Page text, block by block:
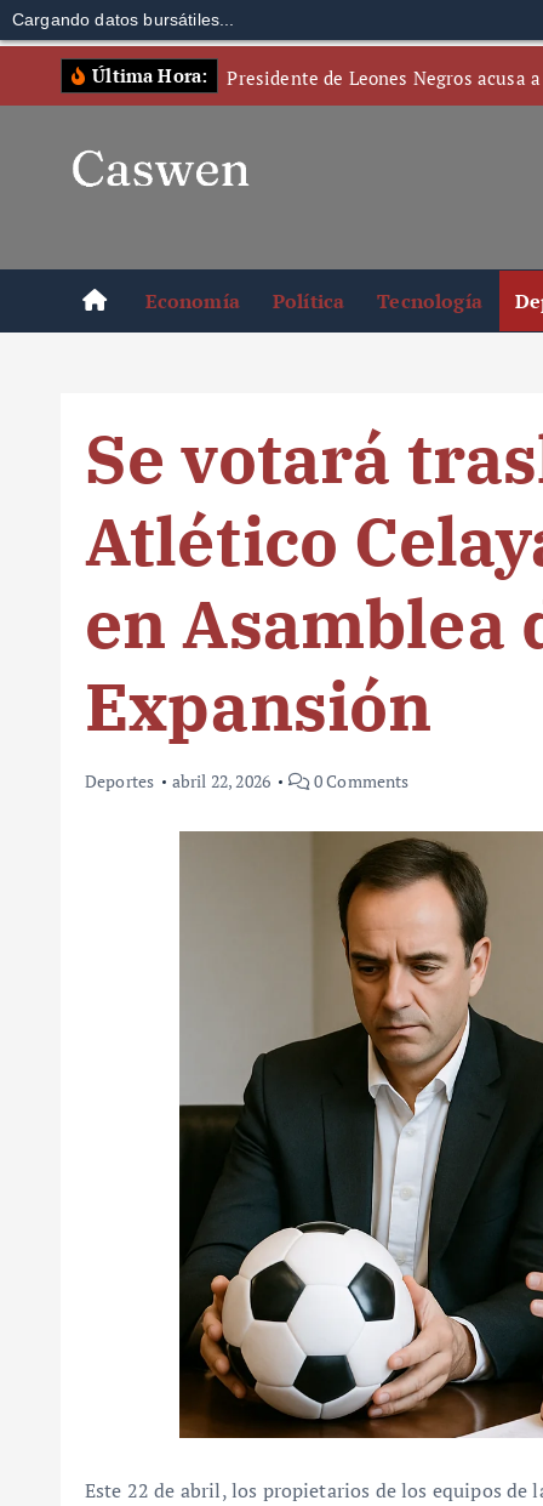
Cargando datos bursátiles...
Última Hora: Presidente de Leones Negros acusa
Economía Política Tecnología
Se votará
Atlético
en Asamblea
Expansión
Deportes abril 22, 2026 0 Comments
Este 22 de abril, los propietarios de los equipos de